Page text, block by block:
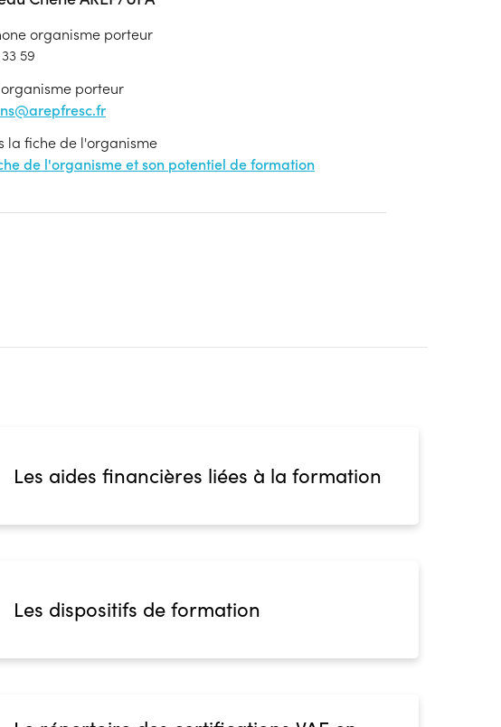
organisme porteur
59
porteur
la fiche de l'organisme
de l'organisme et son potentiel de formation
Les aides financières liées à la formation
Les dispositifs de formation